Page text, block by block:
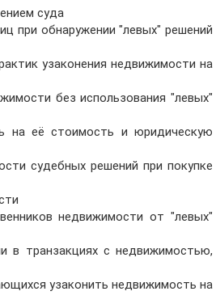
суда
при обнаружении "левых" решений
узаконения недвижимости на
без использования "левых"
на её стоимость и юридическую
судебных решений при покупке
недвижимости от "левых"
в транзакциях с недвижимостью,
узаконить недвижимость на